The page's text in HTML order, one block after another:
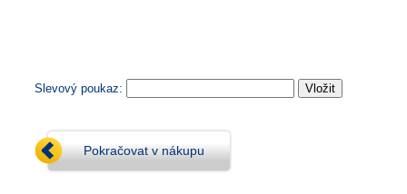
Slevový poukaz:
Pokračovat v nákupu